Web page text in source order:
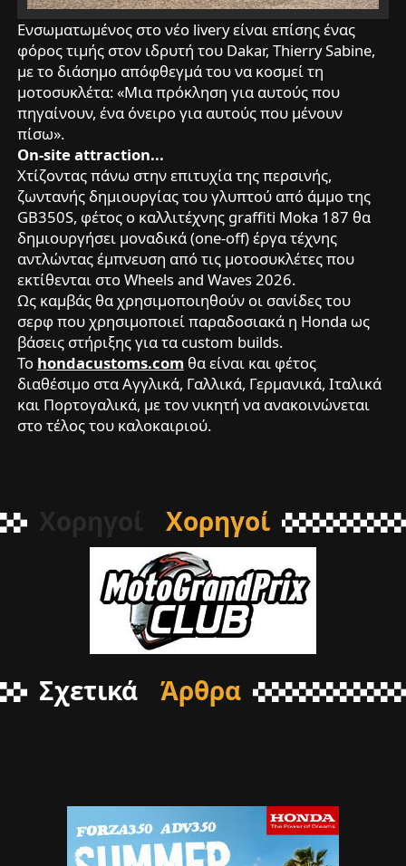
Ενσωματωμένος στο νέο livery είναι επίσης ένας
φόρος τιμής στον ιδρυτή του Dakar, Thierry Sabine,
με το διάσημο απόφθεγμά του να κοσμεί τη
μοτοσυκλέτα: «Μια πρόκληση για αυτούς που
πηγαίνουν, ένα όνειρο για αυτούς που μένουν
πίσω».
On-site attraction...
Χτίζοντας πάνω στην επιτυχία της περσινής,
ζωντανής δημιουργίας του γλυπτού από άμμο της
GB350S, φέτος ο καλλιτέχνης graffiti Moka 187 θα
δημιουργήσει μοναδικά (one-off) έργα τέχνης
αντλώντας έμπνευση από τις μοτοσυκλέτες που
εκτίθενται στο Wheels and Waves 2026.
Ως καμβάς θα χρησιμοποιηθούν οι σανίδες του
σερφ που χρησιμοποιεί παραδοσιακά η Honda ως
βάσεις στήριξης για τα custom builds.
Το hondacustoms.com θα είναι και φέτος
διαθέσιμο στα Αγγλικά, Γαλλικά, Γερμανικά, Ιταλικά
και Πορτογαλικά, με τον νικητή να ανακοινώνεται
στο τέλος του καλοκαιριού.
Χορηγοί Χορηγοί
Σχετικά Άρθρα